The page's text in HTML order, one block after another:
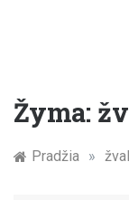
Žyma:
Pradžia »